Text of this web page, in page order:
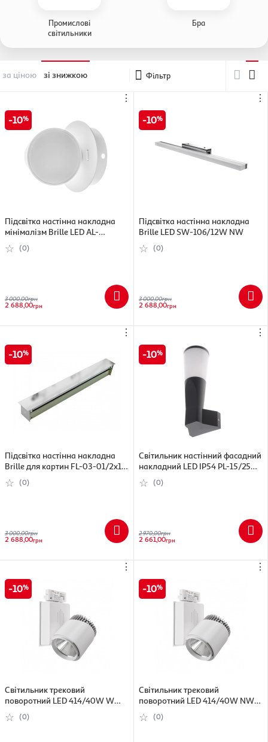
Промислові
світильники
Бра
за ціною зі знижкою Фільтр
⋮
10
Підсвітка настінна накладна
мінімалізм Brille LED AL-
508/6W WH
(0)
3 000,00грн
2 688,00грн
⋮
10
Підсвітка настінна накладна
Brille LED SW-106/12W NW
(0)
3 000,00грн
2 688,00грн
⋮
10
Підсвітка настінна накладна
Brille для картин FL-03-01/2x15
G/CHR
(0)
3 000,00грн
2 688,00грн
⋮
10
Світильник настінний фасадний
накладний LED IP54 PL-15/25
9W
(0)
2 970,00грн
2 661,00грн
⋮
10
Світильник трековий
поворотний LED 414/40W WW
WH C WW WH COB
(0)
⋮
10
Світильник трековий
поворотний LED 414/40W NW
WH C NW WH COB
(0)